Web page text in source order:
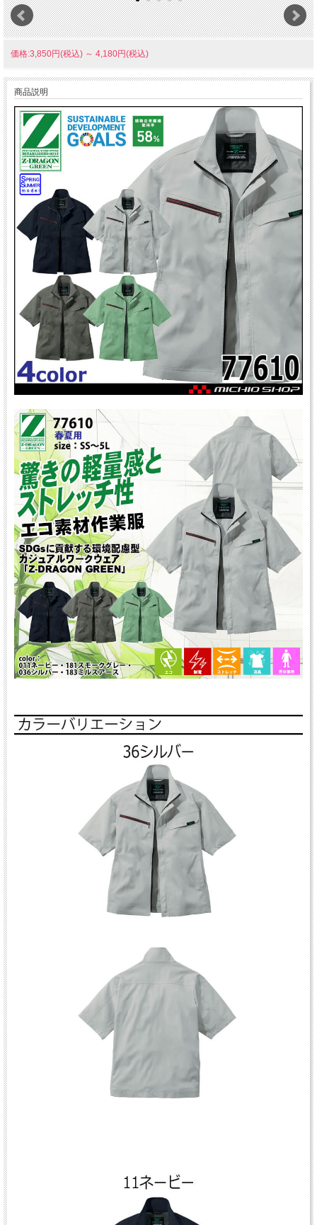
価格:3,850円(税込) ～ 4,180円(税込)
商品説明